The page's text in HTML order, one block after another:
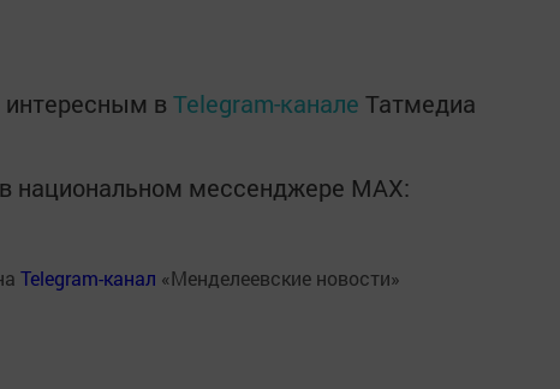
в Telegram-канале Татмедиа
национальном мессенджере MАХ:
Telegram-канал «Менделеевские новости»